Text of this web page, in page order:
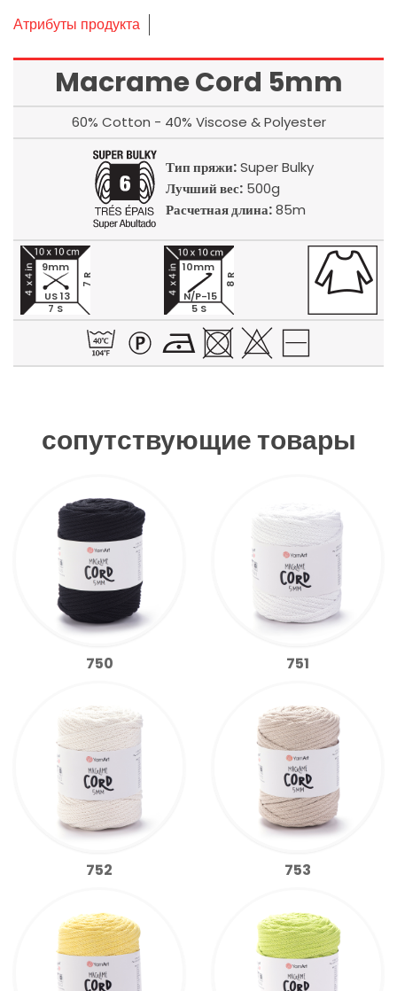
Атрибуты продукта
Macrame Cord 5mm
60% Cotton - 40% Viscose & Polyester
Тип пряжи:Super Bulky
Лучший вес:500g
Расчетная длина:85m
7 S
7 R
9mm
US 13
5 S
8 R
10mm
N/P-15
сопутствующие товары
750 751
752 753